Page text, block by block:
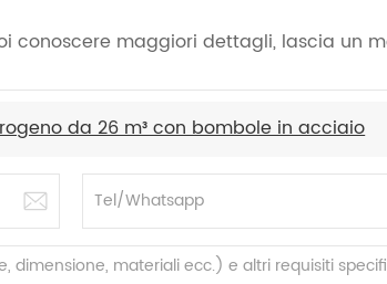
conoscere maggiori dettagli, lascia un
da 26 m³ con bombole in acciaio